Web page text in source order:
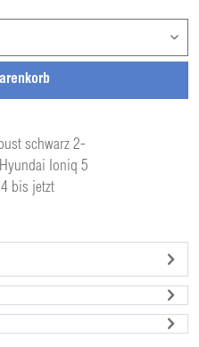
schwarz 2-
Ioniq 5
bis jetzt